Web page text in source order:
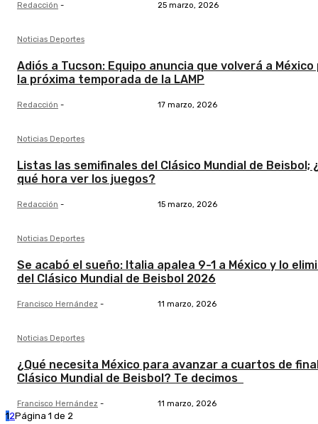
Redacción - 25 marzo, 2026
Noticias Deportes
Adiós a Tucson: Equipo anuncia que volverá a México
la próxima temporada de la LAMP
Redacción - 17 marzo, 2026
Noticias Deportes
Listas las semifinales del Clásico Mundial de Beisbol;
qué hora ver los juegos?
Redacción - 15 marzo, 2026
Noticias Deportes
Se acabó el sueño: Italia apalea 9-1 a México y lo
del Clásico Mundial de Beisbol 2026
Francisco Hernández - 11 marzo, 2026
Noticias Deportes
¿Qué necesita México para avanzar a cuartos de
Clásico Mundial de Beisbol? Te decimos
Francisco Hernández - 11 marzo, 2026
12Página 1 de 2